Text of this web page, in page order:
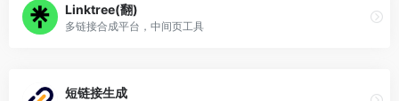
Linktree(翻)
多链接合成平台，中间页工具
短链接生成